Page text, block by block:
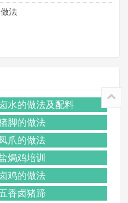
法
水的做法及配料
脚的做法
凤爪的做法
焗鸡培训
鸡的做法
香卤猪蹄